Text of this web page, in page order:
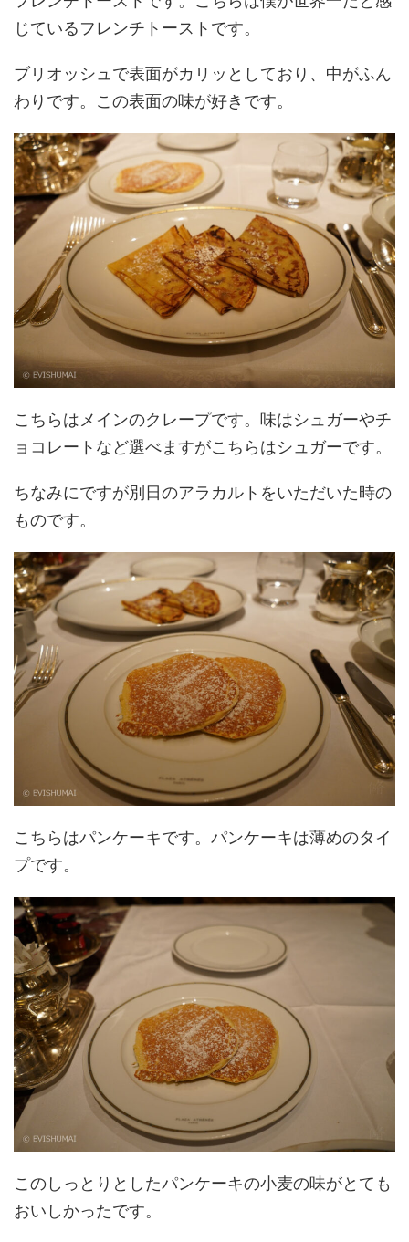
じているフレンチトーストです。
ブリオッシュで表面がカリッとしており、中がふん
わりです。この表面の味が好きです。
こちらはメインのクレープです。味はシュガーやチ
ョコレートなど選べますがこちらはシュガーです。
ちなみにですが別日のアラカルトをいただいた時の
ものです。
こちらはパンケーキです。パンケーキは薄めのタイ
プです。
このしっとりとしたパンケーキの小麦の味がとても
おいしかったです。